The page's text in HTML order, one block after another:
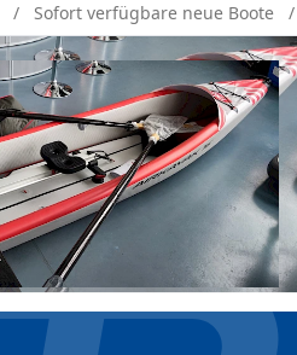
Sofort verfügbare neue Boote